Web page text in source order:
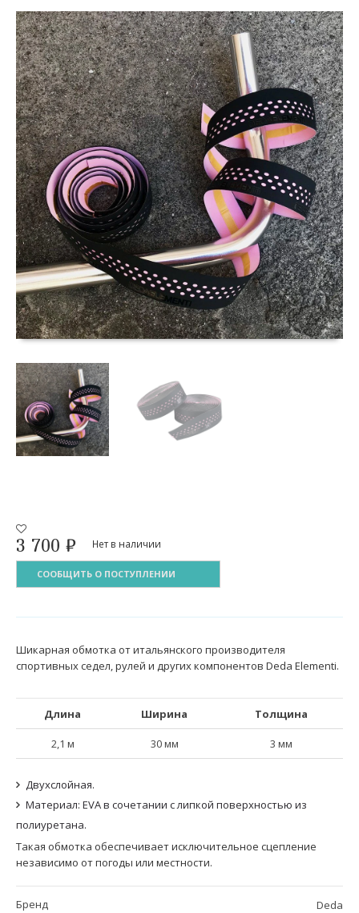
3 700 ₽ Нет в наличии
СООБЩИТЬ О ПОСТУПЛЕНИИ
Шикарная обмотка от итальянского производителя
спортивных седел, рулей и других компонентов Deda Elementi.
Длина Ширина Толщина
2,1 м 30 мм 3 мм
Двухслойная.
Материал: EVA в сочетании с липкой поверхностью из
полиуретана.
Такая обмотка обеспечивает исключительное сцепление
независимо от погоды или местности.
Бренд Deda